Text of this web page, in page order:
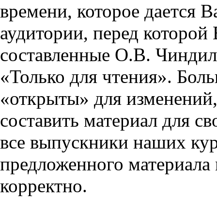
времени, которое дается
аудитории, перед
составленные О.В.
«Только для чтения».
«открыты» для
составить материал для
все выпускники наших
предложенного
корректно.